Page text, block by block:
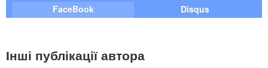
FaceBook Disqus
Інші публікації автора